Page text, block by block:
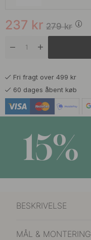
Brunet Messing
279kr
237 kr
Fri fragt over 499 kr
60 dages åbent køb
15%
BESKRIVELSE
MÅL & MONTERING